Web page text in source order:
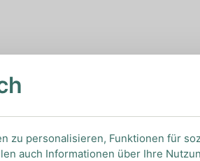
zu personalisieren, Funktionen für
auch Informationen über Ihre